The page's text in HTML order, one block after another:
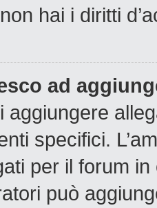
hai i diritti
ad
aggiungere
specifici.
per il forum
può